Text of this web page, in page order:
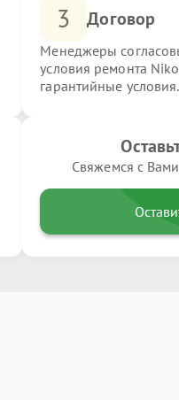
3 Договор
Менеджеры
условия ремонта
гарантийные условия.
Свяжемся с